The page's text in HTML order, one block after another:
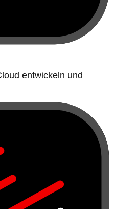
entwickeln und